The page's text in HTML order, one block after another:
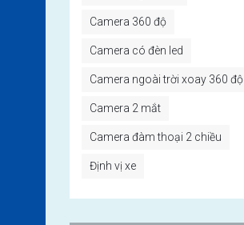
Camera 360 độ
Camera có đèn led
Camera ngoài trời xoay 360 độ
Camera 2 mắt
Camera đàm thoại 2 chiều
Định vị xe